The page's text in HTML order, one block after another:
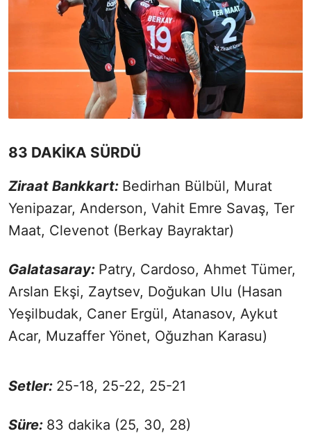
83 DAKİKA SÜRDÜ
Ziraat Bankkart: Bedirhan Bülbül, Murat
Yenipazar, Anderson, Vahit Emre Savaş, Ter
Maat, Clevenot (Berkay Bayraktar)
Galatasaray: Patry, Cardoso, Ahmet Tümer,
Arslan Ekşi, Zaytsev, Doğukan Ulu (Hasan
Yeşilbudak, Caner Ergül, Atanasov, Aykut
Acar, Muzaffer Yönet, Oğuzhan Karasu)
Setler: 25-18, 25-22, 25-21
Süre: 83 dakika (25, 30, 28)